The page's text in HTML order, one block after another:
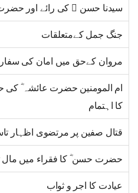
سیدنا حسن ؓ کی رائے اور
جنگ جمل کےمتعلقات
مروان کےحق میں امان کی
ام المومنین حضرت عائشہ
کا اہتمام
قتال صفین پر مرتضوی اظہار
حضرت حسن ؓ کا فقراء میں مال
عیادت کا اجر و ثواب